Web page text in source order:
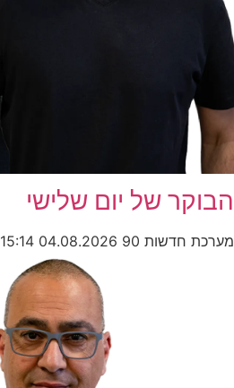
הבוקר של יום שלישי
מערכת חדשות 90 04.08.2026
15:14